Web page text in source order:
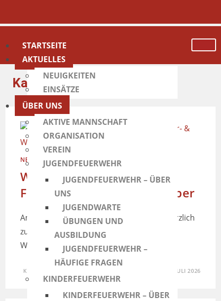
STARTSEITE
AKTUELLES
NEUIGKEITEN
EINSÄTZE
ÜBER UNS
AKTIVE MANNSCHAFT
ORGANISATION
VEREIN
JUGENDFEUERWEHR
JUGENDFEUERWEHR – ÜBER
UNS
JUGENDWARTE
ÜBUNGEN UND
AUSBILDUNG
JUGENDFEUERWEHR –
HÄUFIGE FRAGEN
KINDERFEUERWEHR
KINDERFEUERWEHR – ÜBER
Kategorie:Veranstaltung
NEUES AUS DEM VEREIN/VERANSTALTUNG
Weißbier- & Weißwurst-
Frühschoppen am 3. Oktober
Am Samstag, den 3. Oktober, laden wir herzlich
zu unserem traditionellen Weißbier- &
Weißwurst-Frühschoppen ein.
KOMMENTARE DEAKTIVIERT 30. JULI 2026